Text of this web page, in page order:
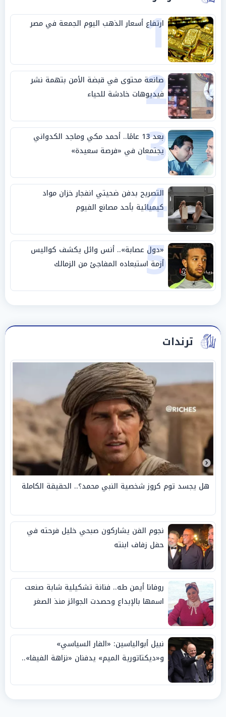
1
ارتفاع أسعار الذهب اليوم الجمعة في مصر
2
صانعة محتوى في قبضة الأمن بتهمة نشر
فيديوهات خادشة للحياء
3 بعد 13 عامًا.. أحمد مكي وماجد الكدواني
يجتمعان في «فرصة سعيدة»
4
التصريح بدفن ضحيتي انفجار خزان مواد
كيميائية بأحد مصانع الفيوم
5
«دول عصابة».. أنس وائل يكشف كواليس
أزمة استبعاده المفاجئ من الزمالك
ترندات
هل يجسد توم كروز شخصية النبي محمد؟.. الحقيقة الكاملة
نجوم الفن يشاركون صبحي خليل فرحته في
حفل زفاف ابنته
روفانا أيمن طه.. فنانة تشكيلية شابة صنعت
اسمها بالإبداع وحصدت الجوائز منذ الصغر
نبيل أبوالياسين: «الفار السياسي»
و«ديكتاتورية الميم» يدفنان «نزاهة الفيفا»..